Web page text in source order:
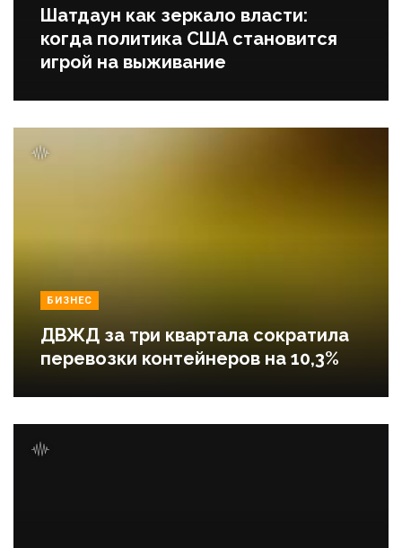
Шатдаун как зеркало власти:
когда политика США становится
игрой на выживание
БИЗНЕС
ДВЖД за три квартала сократила
перевозки контейнеров на 10,3%